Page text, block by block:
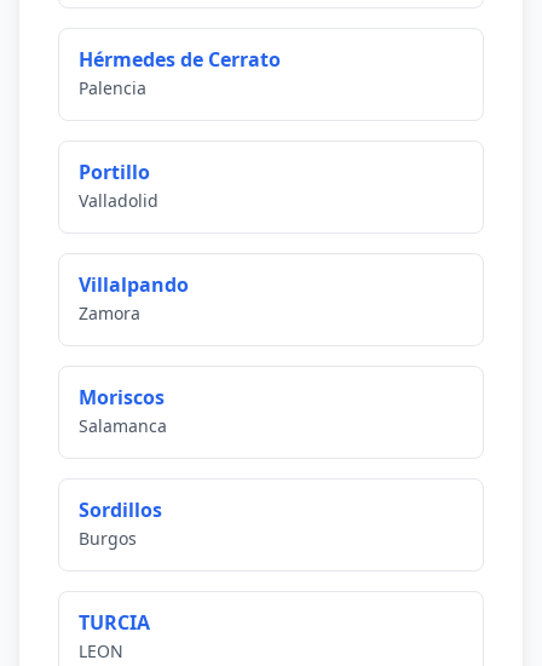
Hérmedes de Cerrato
Palencia
Portillo
Valladolid
Villalpando
Zamora
Moriscos
Salamanca
Sordillos
Burgos
TURCIA
LEON